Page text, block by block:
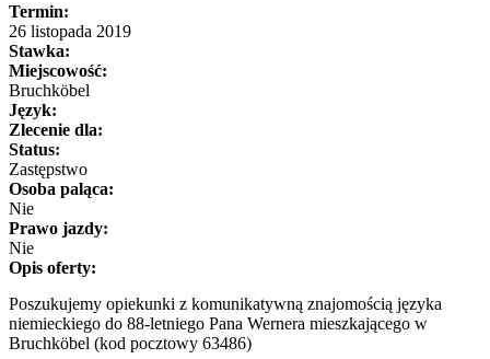
Termin:
26 listopada 2019
Stawka:
Miejscowość:
Bruchköbel
Język:
Zlecenie dla:
Status:
Zastępstwo
Osoba paląca:
Nie
Prawo jazdy:
Nie
Opis oferty:
Poszukujemy opiekunki z komunikatywną znajomością języka
niemieckiego do 88-letniego Pana Wernera mieszkającego w
Bruchköbel (kod pocztowy 63486)